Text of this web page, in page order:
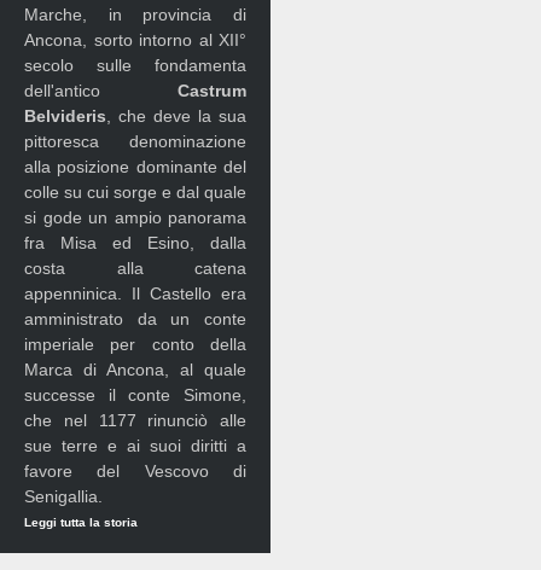
Marche, in provincia di
Ancona, sorto intorno al XII°
secolo sulle fondamenta
dell'antico Castrum
Belvideris , che deve la sua
pittoresca denominazione
alla posizione dominante del
colle su cui sorge e dal quale
si gode un ampio panorama
fra Misa ed Esino, dalla
costa alla catena
appenninica. Il Castello era
amministrato da un conte
imperiale per conto della
Marca di Ancona, al quale
successe il conte Simone,
che nel 1177 rinunciò alle
sue terre e ai suoi diritti a
favore del Vescovo di
Senigallia.
Leggi tutta la storia